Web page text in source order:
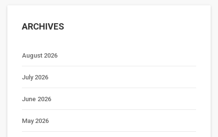
ARCHIVES
August 2026
July 2026
June 2026
May 2026